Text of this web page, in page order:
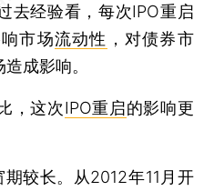
去经验看，每次IPO重启
市场流动性 ，对债券市
成影响。
，这次IPO重启的影响更
较长。从2012年11月开